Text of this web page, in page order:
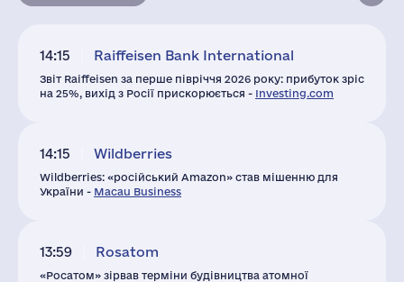
14:15 Raiffeisen Bank International
Звіт Raiffeisen за перше півріччя 2026 року: прибуток зріс
на 25%, вихід з Росії прискорюється - Investing.com
14:15 Wildberries
Wildberries: «російський Amazon» став мішенню для
України - Macau Business
13:59 Rosatom
«Росатом» зірвав терміни будівництва атомної